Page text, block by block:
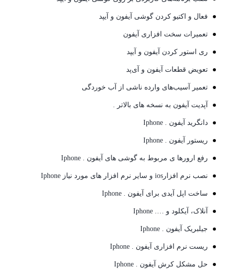
فعال و اکتیو کردن گوشی آیفون و آیپد
تعمیرات سخت افزاری آیفون
ری استور کردن آیفون و آیپد
تعویض قطعات آیفون و آی‌پد
تعمیر آسیب‌های وارده ناشی از آب خوردگی
آپدیت آیفون به نسخه های بالاتر .
دانگرید آیفون . Iphone
ریستور آیفون . Iphone
رفع ارورها ی مربوط به گوشی های آیفون . Iphone
نصب نرم افزارios و سایر نرم افزار های مورد نیاز Iphone
ساخت اپل آیدی برای آیفون . Iphone
آنلاک، آیکلود و …. Iphone
جیلبریک آیفون . Iphone
ریست نرم افزاری آیفون . Iphone
حل مشکل کرش آیفون . Iphone